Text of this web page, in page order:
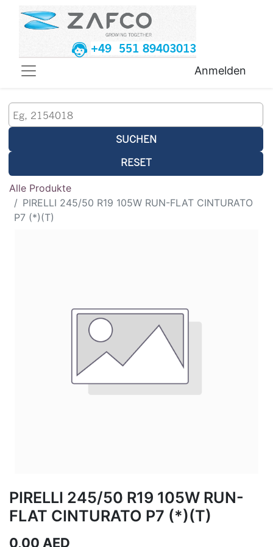
+49 551 89403013
Anmelden
SUCHEN
RESET
Alle Produkte
PIRELLI 245/50 R19 105W RUN-FLAT CINTURATO
P7 (*)(T)
PIRELLI 245/50 R19 105W RUN-
FLAT CINTURATO P7 (*)(T)
0,00 AED